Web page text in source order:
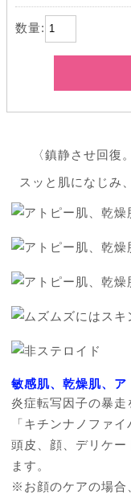
数量:
〈鎮静させ回復
スッと肌になじみ
敏感肌、乾燥肌、
炎症転写因子の暴
「キチンナノファ
頭皮、顔、デリケ
ます。
※お顔のケアの場合